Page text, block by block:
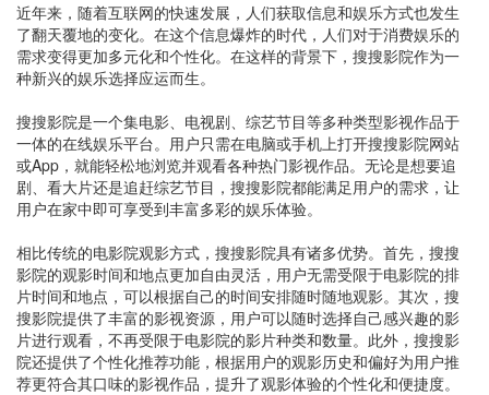
近年来，随着互联网的快速发展，人们获取信息和娱乐方式也发生
了翻天覆地的变化。在这个信息爆炸的时代，人们对于消费娱乐的
需求变得更加多元化和个性化。在这样的背景下，搜搜影院作为一
种新兴的娱乐选择应运而生。
搜搜影院是一个集电影、电视剧、综艺节目等多种类型影视作品于
一体的在线娱乐平台。用户只需在电脑或手机上打开搜搜影院网站
或App，就能轻松地浏览并观看各种热门影视作品。无论是想要追
剧、看大片还是追赶综艺节目，搜搜影院都能满足用户的需求，让
用户在家中即可享受到丰富多彩的娱乐体验。
相比传统的电影院观影方式，搜搜影院具有诸多优势。首先，搜搜
影院的观影时间和地点更加自由灵活，用户无需受限于电影院的排
片时间和地点，可以根据自己的时间安排随时随地观影。其次，搜
搜影院提供了丰富的影视资源，用户可以随时选择自己感兴趣的影
片进行观看，不再受限于电影院的影片种类和数量。此外，搜搜影
院还提供了个性化推荐功能，根据用户的观影历史和偏好为用户推
荐更符合其口味的影视作品，提升了观影体验的个性化和便捷度。